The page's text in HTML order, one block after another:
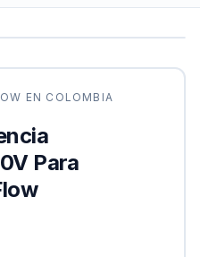
EN COLOMBIA
Para